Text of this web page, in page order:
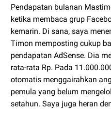
Pendapatan bulanan
ketika membaca grup
kemarin. Di sana, saya
Timon memposting cukup
pendapatan AdSense. Dia
rata-rata Rp. Pada
otomatis menggairahkan
pemula yang belum
setahun. Saya juga heran